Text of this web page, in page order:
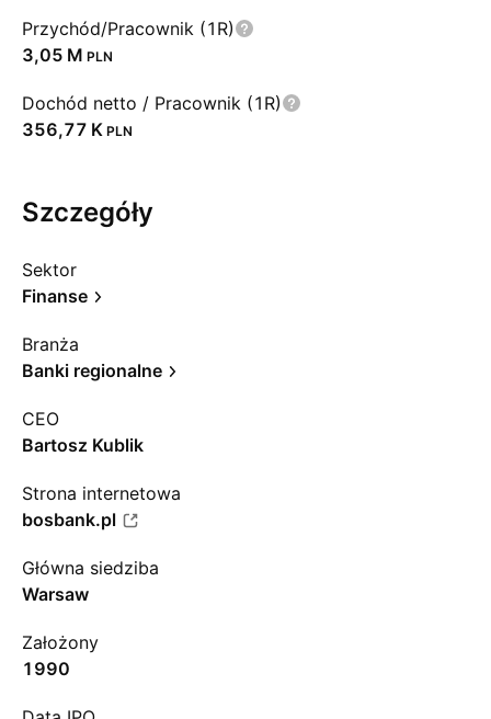
Przychód/Pracownik (1R)
‪3,05 M‬ PLN
Dochód netto / Pracownik (1R)
‪356,77 K‬ PLN
Szczegóły
Sektor
Finanse
Branża
Banki regionalne
CEO
Bartosz Kublik
Strona internetowa
bosbank.pl
Główna siedziba
Warsaw
Założony
1990